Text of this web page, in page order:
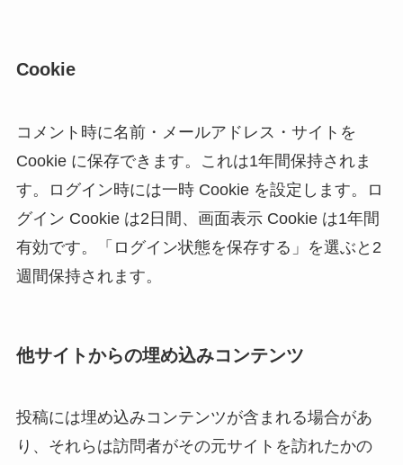
Cookie
コメント時に名前・メールアドレス・サイトを
Cookie に保存できます。これは1年間保持されま
す。ログイン時には一時 Cookie を設定します。ロ
グイン Cookie は2日間、画面表示 Cookie は1年間
有効です。「ログイン状態を保存する」を選ぶと2
週間保持されます。
他サイトからの埋め込みコンテンツ
投稿には埋め込みコンテンツが含まれる場合があ
り、それらは訪問者がその元サイトを訪れたかの